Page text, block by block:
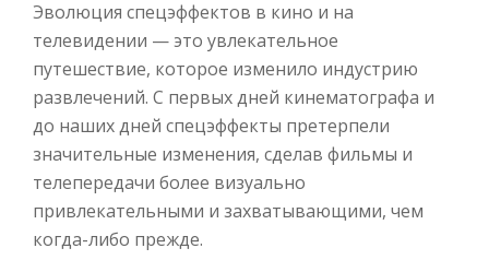
Эволюция спецэффектов в кино и на
телевидении — это увлекательное
путешествие, которое изменило индустрию
развлечений. С первых дней кинематографа и
до наших дней спецэффекты претерпели
значительные изменения, сделав фильмы и
телепередачи более визуально
привлекательными и захватывающими, чем
когда-либо прежде.